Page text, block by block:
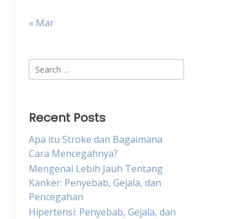
« Mar
Search
for:
Recent Posts
Apa itu Stroke dan Bagaimana
Cara Mencegahnya?
Mengenal Lebih Jauh Tentang
Kanker: Penyebab, Gejala, dan
Pencegahan
Hipertensi: Penyebab, Gejala, dan